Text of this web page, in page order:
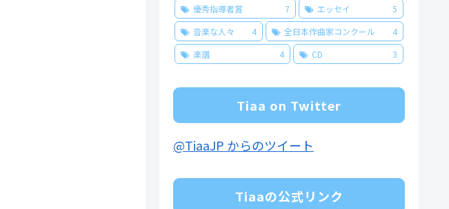
優秀指導者賞
7 エッセイ
5
音楽な人々
4 全日本作曲家コンクール
4
楽譜
4 CD 3
Tiaa on Twitter
@TiaaJP からのツイート
Tiaaの公式リンク